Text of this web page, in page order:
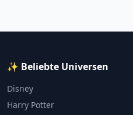
✨ Beliebte Universen
Disney
Harry Potter